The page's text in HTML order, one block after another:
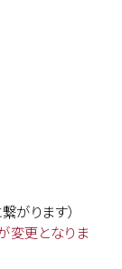
がります）
変更となりま